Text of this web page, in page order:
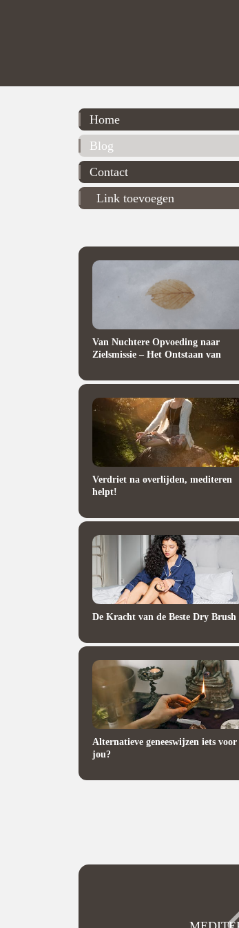
Home
Blog
Contact
Link toevoegen
Van Nuchtere Opvoeding naar
Zielsmissie – Het Ontstaan van
Verdriet na overlijden, mediteren
helpt!
De Kracht van de Beste Dry Brush
Alternatieve geneeswijzen iets voor
jou?